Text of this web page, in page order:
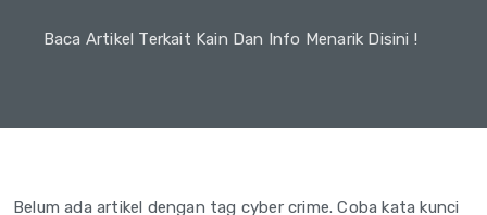
Baca Artikel Terkait Kain Dan Info Menarik Disini !
Belum ada artikel dengan tag cyber crime. Coba kata kunci